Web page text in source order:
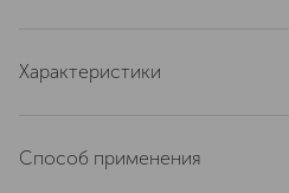
Характеристики
область применения
Способ применения